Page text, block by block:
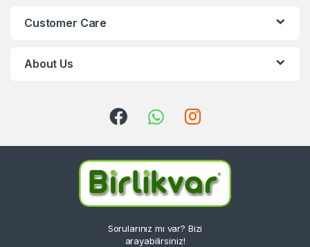
Customer Care
About Us
Sorularınız mı var? Bizi
arayabilirsiniz!